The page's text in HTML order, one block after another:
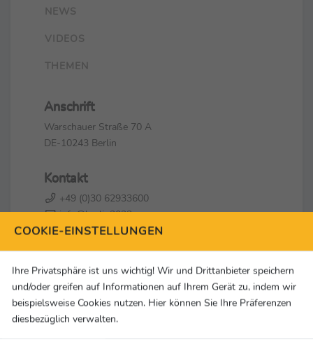
NEWS
VIDEOS
THEMEN
Anschrift
Warschauer Straße 70 A
DE-10243 Berlin
Kontakt
+49 (0)30 62933600
info@berlin2023.org
Social Media & Links
COOKIE-EINSTELLUNGEN
Ihre Privatsphäre ist uns wichtig! Wir und Drittanbieter speichern
und/oder greifen auf Informationen auf Ihrem Gerät zu, indem wir
beispielsweise Cookies nutzen. Hier können Sie Ihre Präferenzen
diesbezüglich verwalten.